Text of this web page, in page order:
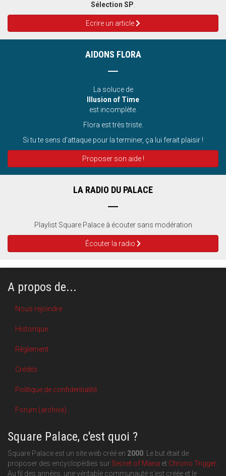
Sélection SP.
Ecrire un article
AIDONS FLORA
La soluce de
Illusion of Time
est incomplète.
Flora est très triste.
Si tu te sens d’attaque pour la terminer, ça lui ferait plaisir !
Proposer son aide !
LA RADIO DU PALACE
Playlist Square Palace à écouter sans modération
Écouter la radio
A propos de...
Nous rejoindre
Historique
Règlement
Crédits
Politique de confidentialité
Forum (archive)
Square Palace, c'est quoi ?
Square Palace est un site web créé en 2000. Le but était de
proposer des encyclopédies sur Secret of Mana et Chrono Trigger.
Au fil des années, une véritable communauté s'est créée et le